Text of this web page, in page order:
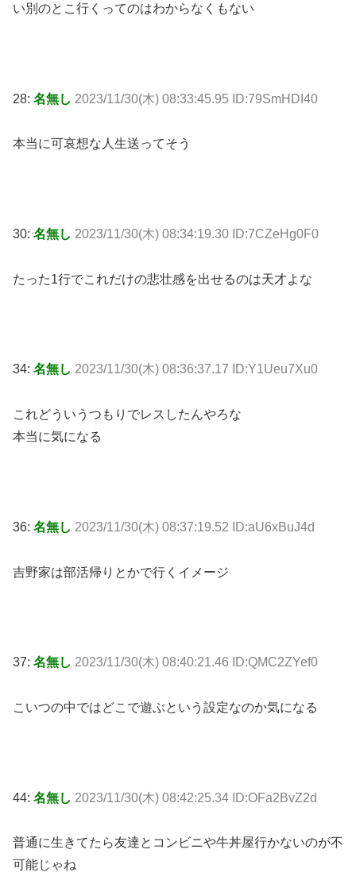
い別のとこ行くってのはわからなくもない
28: 名無し 2023/11/30(木) 08:33:45.95 ID:79SmHDI40
本当に可哀想な人生送ってそう
30: 名無し 2023/11/30(木) 08:34:19.30 ID:7CZeHg0F0
たった1行でこれだけの悲壮感を出せるのは天才よな
34: 名無し 2023/11/30(木) 08:36:37.17 ID:Y1Ueu7Xu0
これどういうつもりでレスしたんやろな
本当に気になる
36: 名無し 2023/11/30(木) 08:37:19.52 ID:aU6xBuJ4d
吉野家は部活帰りとかで行くイメージ
37: 名無し 2023/11/30(木) 08:40:21.46 ID:QMC2ZYef0
こいつの中ではどこで遊ぶという設定なのか気になる
44: 名無し 2023/11/30(木) 08:42:25.34 ID:OFa2BvZ2d
普通に生きてたら友達とコンビニや牛丼屋行かないのが不
可能じゃね